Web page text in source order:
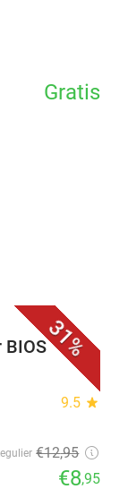
Gratis
31%
9.5 star
€12,95
€8,95